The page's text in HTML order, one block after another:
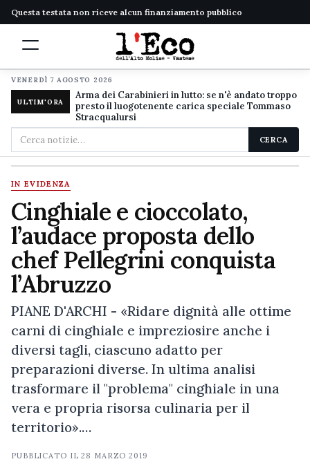
Questa testata non riceve alcun finanziamento pubblico
VENERDÌ 7 AGOSTO 2026
ULTIM'ORA
Arma dei Carabinieri in lutto: se n'è andato troppo
presto il luogotenente carica speciale Tommaso
Stracqualursi
Cerca
nel
sito
CERCA
IN EVIDENZA
Cinghiale e cioccolato,
l’audace proposta dello
chef Pellegrini conquista
l’Abruzzo
PIANE D'ARCHI - «Ridare dignità alle ottime
carni di cinghiale e impreziosire anche i
diversi tagli, ciascuno adatto per
preparazioni diverse. In ultima analisi
trasformare il "problema" cinghiale in una
vera e propria risorsa culinaria per il
territorio».…
PUBBLICATO IL28 MARZO 2019